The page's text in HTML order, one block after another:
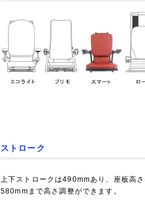
ストローク
上下ストロークは490mmあり、座板高
580mmまで高さ調整ができます。